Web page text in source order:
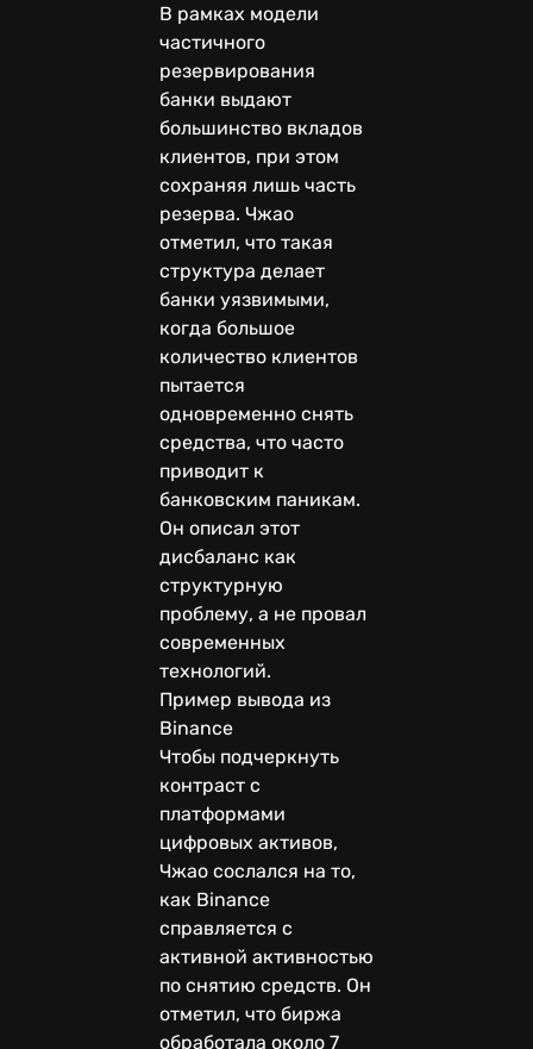
В рамках модели
частичного
резервирования
банки выдают
большинство вкладов
клиентов, при этом
сохраняя лишь часть
резерва. Чжао
отметил, что такая
структура делает
банки уязвимыми,
когда большое
количество клиентов
пытается
одновременно снять
средства, что часто
приводит к
банковским паникам.
Он описал этот
дисбаланс как
структурную
проблему, а не провал
современных
технологий.
Пример вывода из
Binance
Чтобы подчеркнуть
контраст с
платформами
цифровых активов,
Чжао сослался на то,
как Binance
справляется с
активной активностью
по снятию средств. Он
отметил, что биржа
обработала около 7